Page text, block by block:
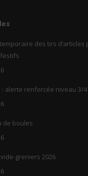
des tirs d’articles
: alerte renforcée niveau 3/4
de boules
greniers 2026